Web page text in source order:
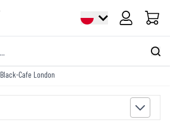
Cart
Black-Cafe London